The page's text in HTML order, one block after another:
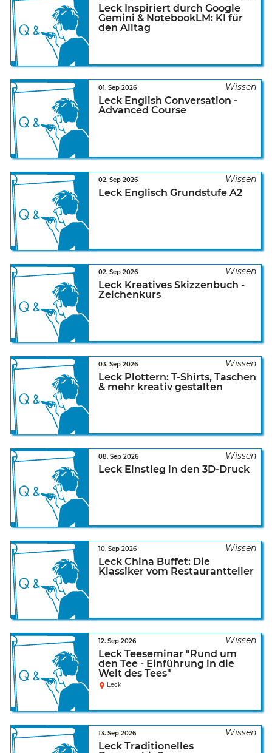
Leck Inspiriert durch Google
Gemini & NotebookLM: KI für
den Alltag
Leck English Conversation -
Advanced Course
01. Sep 2026
Leck Englisch Grundstufe A2
02. Sep 2026
Leck Kreatives Skizzenbuch -
Zeichenkurs
02. Sep 2026
Leck Plottern: T-Shirts, Taschen
& mehr kreativ gestalten
03. Sep 2026
Leck Einstieg in den 3D-Druck
08. Sep 2026
Leck China Buffet: Die
Klassiker vom Restaurantteller
10. Sep 2026
Leck Teeseminar "Rund um
den Tee - Einführung in die
Welt des Tees"
12. Sep 2026
Leck
Leck Traditionelles
13. Sep 2026